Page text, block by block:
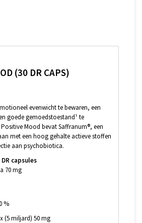
(30 DR CAPS)
evenwicht te bewaren, een
goede gemoedstoestand¹ te
Mood bevat Saffranum®, een
met een hoog gehalte actieve stoffen
aan psychobiotica.
capsules
70 mg
%
(5 miljard) 50 mg